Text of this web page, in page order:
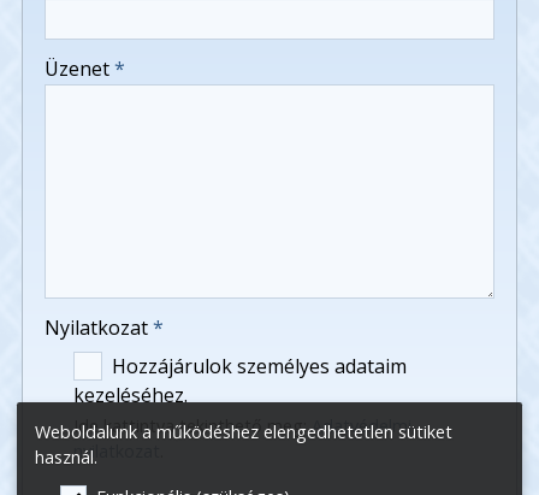
-
Üzenet*
Nyilatkozat*
Hozzájárulok személyes adataim
kezeléséhez.
Ide kattintva tekinthető meg:Adatvédelmi
nyilatkozat
Weboldalunk a működéshez elengedhetetlen sütiket
használ.